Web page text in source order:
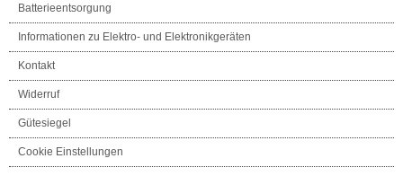
Batterieentsorgung
Informationen zu Elektro- und Elektronikgeräten
Kontakt
Widerruf
Gütesiegel
Cookie Einstellungen